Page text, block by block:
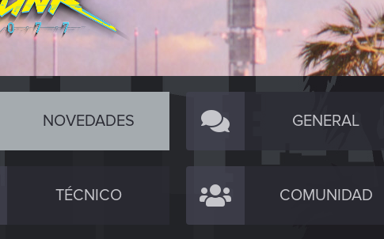
NOVEDADES GENERAL
TÉCNICO COMUNIDAD